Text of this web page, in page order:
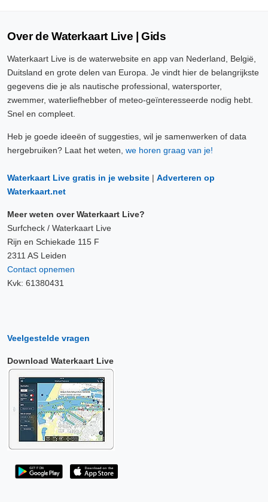
Over de Waterkaart Live | Gids
Waterkaart Live is de waterwebsite en app van Nederland, België,
Duitsland en grote delen van Europa. Je vindt hier de belangrijkste
gegevens die je als nautische professional, watersporter,
zwemmer, waterliefhebber of meteo-geïnteresseerde nodig hebt.
Snel en compleet.
Heb je goede ideeën of suggesties, wil je samenwerken of data
hergebruiken? Laat het weten, we horen graag van je!
Waterkaart Live gratis in je website | Adverteren op
Waterkaart.net
Meer weten over Waterkaart Live?
Surfcheck / Waterkaart Live
Rijn en Schiekade 115 F
2311 AS Leiden
Contact opnemen
Kvk: 61380431
Veelgestelde vragen
Download Waterkaart Live